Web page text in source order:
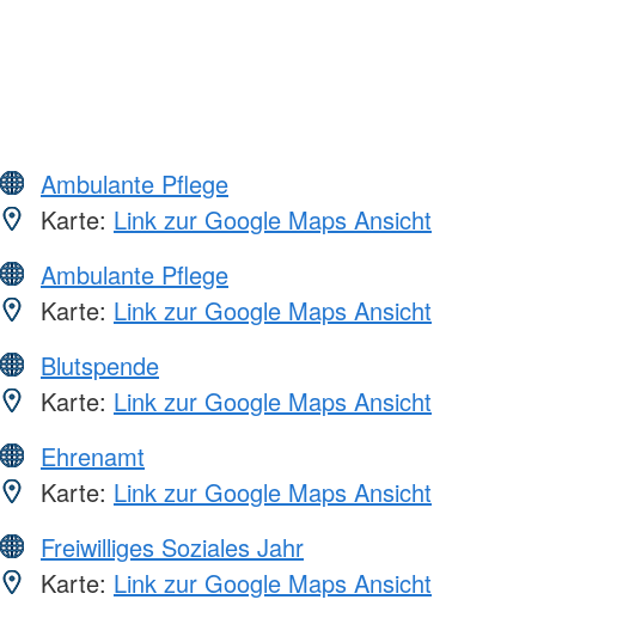
Ambulante Pflege
Karte: Link zur Google Maps Ansicht
Ambulante Pflege
Karte: Link zur Google Maps Ansicht
Blutspende
Karte: Link zur Google Maps Ansicht
Ehrenamt
Karte: Link zur Google Maps Ansicht
Freiwilliges Soziales Jahr
Karte: Link zur Google Maps Ansicht